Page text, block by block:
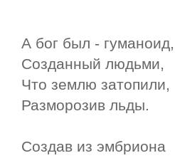
А бог был - гуманоид,
Созданный людьми,
Что землю затопили,
Разморозив льды.
Создав из эмбриона